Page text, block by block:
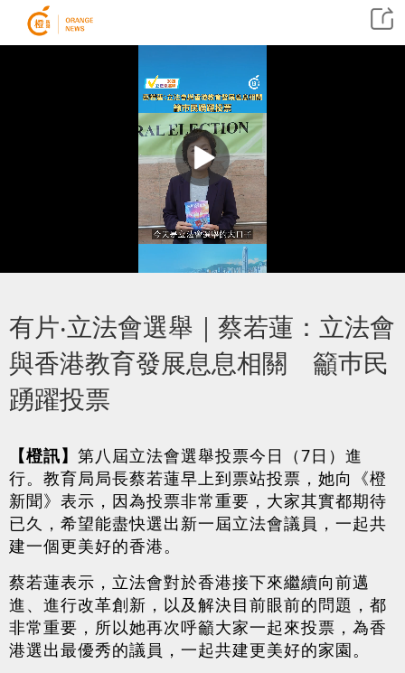
有片‧立法會選舉｜蔡若蓮：立法會
與香港教育發展息息相關 籲巿民
踴躍投票
【橙訊】 第八屆立法會選舉投票今日（7日）進
行。教育局局長蔡若蓮早上到票站投票，她向《橙
新聞》表示，因為投票非常重要，大家其實都期待
已久，希望能盡快選出新一屆立法會議員，一起共
建一個更美好的香港。
蔡若蓮表示，立法會對於香港接下來繼續向前邁
進、進行改革創新，以及解決目前眼前的問題，都
非常重要，所以她再次呼籲大家一起來投票，為香
港選出最優秀的議員，一起共建更美好的家園。